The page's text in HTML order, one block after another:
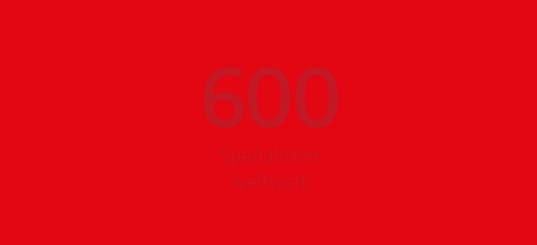
600
Spezialisten
weltweit